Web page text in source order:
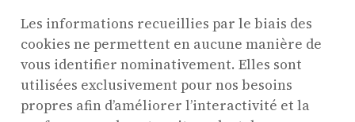
Les informations recueillies par le biais des
cookies ne permettent en aucune manière de
vous identifier nominativement. Elles sont
utilisées exclusivement pour nos besoins
propres afin d’améliorer l’interactivité et la